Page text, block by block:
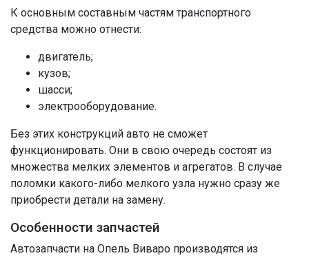
К основным составным частям транспортного
средства можно отнести:
двигатель;
кузов;
шасси;
электрооборудование.
Без этих конструкций авто не сможет
функционировать. Они в свою очередь состоят из
множества мелких элементов и агрегатов. В случае
поломки какого-либо мелкого узла нужно сразу же
приобрести детали на замену.
Особенности запчастей
Автозапчасти на Опель Виваро производятся из